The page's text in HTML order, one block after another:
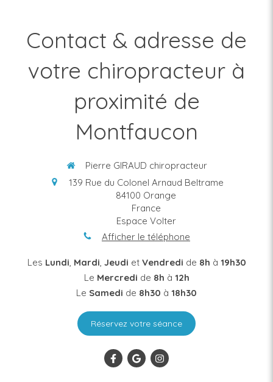
Contact & adresse de
votre chiropracteur à
proximité de
Montfaucon
Pierre GIRAUD chiropracteur
139 Rue du Colonel Arnaud Beltrame
84100 Orange
France
Espace Volter
Afficher le téléphone
Les Lundi, Mardi, Jeudi et Vendredi de 8h à 19h30
Le Mercredi de 8h à 12h
Le Samedi de 8h30 à 18h30
Réservez votre séance